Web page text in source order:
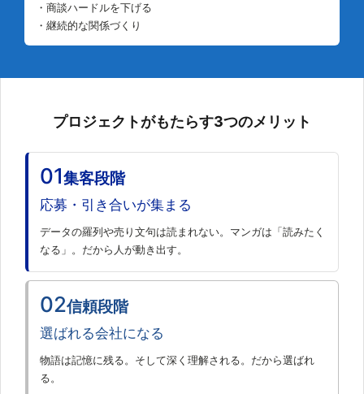
・商談ハードルを下げる
・継続的な関係づくり
プロジェクトがもたらす3つのメリット
01集客段階
応募・引き合いが集まる
データの羅列や売り文句は読まれない。マンガは「読みたく
なる」。だから人が動き出す。
02信頼段階
選ばれる会社になる
物語は記憶に残る。そして深く理解される。だから選ばれ
る。